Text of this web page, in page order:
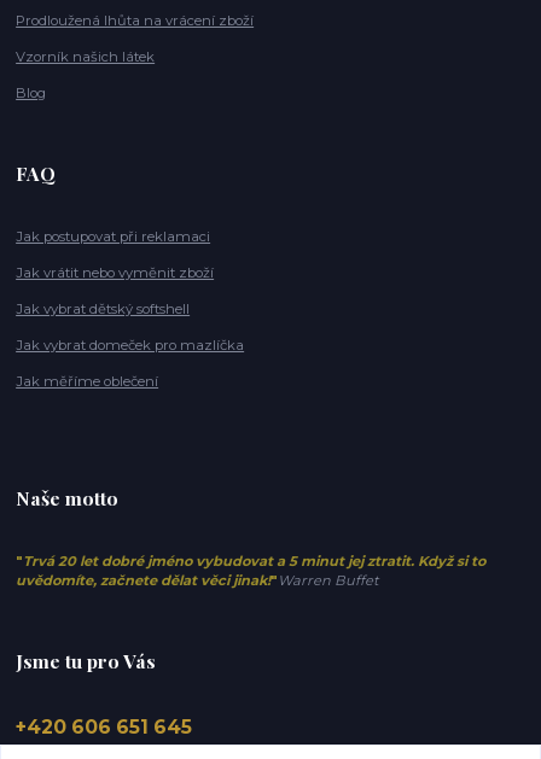
Prodloužená lhůta na vrácení zboží
Vzorník našich látek
Blog
FAQ
Jak postupovat při reklamaci
Jak vrátit nebo vyměnit zboží
Jak vybrat dětský softshell
Jak vybrat domeček pro mazlíčka
Jak měříme oblečení
Naše motto
" Trvá 20 let dobré jméno vybudovat a 5 minut jej ztratit. Když si to
uvědomíte, začnete dělat věci jinak!" Warren Buffet
Jsme tu pro Vás
+420 606 651 645